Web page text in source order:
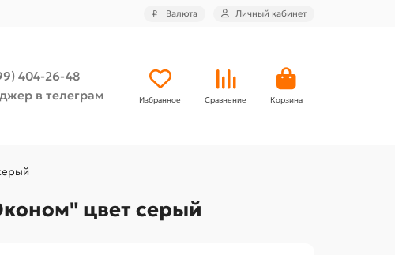
₽ Валюта Личный кабинет
404-26-48
в телеграм
Избранное Сравнение Корзина
цвет серый